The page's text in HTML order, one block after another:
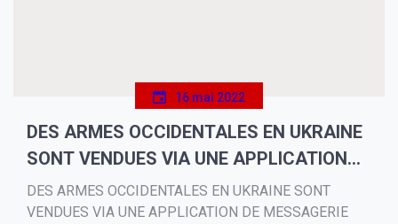
16 mai 2022
DES ARMES OCCIDENTALES EN UKRAINE
SONT VENDUES VIA UNE APPLICATION
DE MESSAGERIE CRYPTÉE SELON UN
RAPPORT
DES ARMES OCCIDENTALES EN UKRAINE SONT
VENDUES VIA UNE APPLICATION DE MESSAGERIE